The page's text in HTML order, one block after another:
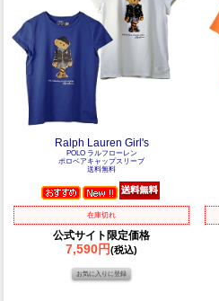
Ralph Lauren Girl's
POLO ラルフローレン
ポロベアキャップスリーブ
送料無料
在庫切れ
公式サイト限定価格
7,590円(税込)